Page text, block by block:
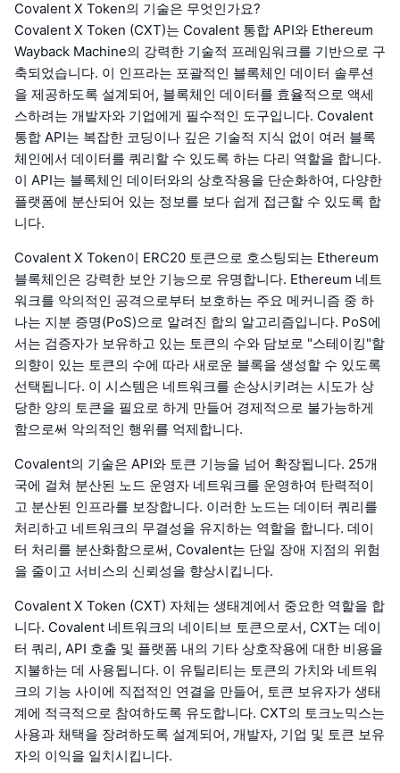
Covalent X Token의 기술은 무엇인가요?
Covalent X Token (CXT)는 Covalent 통합 API와 Ethereum
Wayback Machine의 강력한 기술적 프레임워크를 기반으로 구
축되었습니다. 이 인프라는 포괄적인 블록체인 데이터 솔루션
을 제공하도록 설계되어, 블록체인 데이터를 효율적으로 액세
스하려는 개발자와 기업에게 필수적인 도구입니다. Covalent
통합 API는 복잡한 코딩이나 깊은 기술적 지식 없이 여러 블록
체인에서 데이터를 쿼리할 수 있도록 하는 다리 역할을 합니다.
이 API는 블록체인 데이터와의 상호작용을 단순화하여, 다양한
플랫폼에 분산되어 있는 정보를 보다 쉽게 접근할 수 있도록 합
니다.
Covalent X Token이 ERC20 토큰으로 호스팅되는 Ethereum
블록체인은 강력한 보안 기능으로 유명합니다. Ethereum 네트
워크를 악의적인 공격으로부터 보호하는 주요 메커니즘 중 하
나는 지분 증명(PoS)으로 알려진 합의 알고리즘입니다. PoS에
서는 검증자가 보유하고 있는 토큰의 수와 담보로 "스테이킹"할
의향이 있는 토큰의 수에 따라 새로운 블록을 생성할 수 있도록
선택됩니다. 이 시스템은 네트워크를 손상시키려는 시도가 상
당한 양의 토큰을 필요로 하게 만들어 경제적으로 불가능하게
함으로써 악의적인 행위를 억제합니다.
Covalent의 기술은 API와 토큰 기능을 넘어 확장됩니다. 25개
국에 걸쳐 분산된 노드 운영자 네트워크를 운영하여 탄력적이
고 분산된 인프라를 보장합니다. 이러한 노드는 데이터 쿼리를
처리하고 네트워크의 무결성을 유지하는 역할을 합니다. 데이
터 처리를 분산화함으로써, Covalent는 단일 장애 지점의 위험
을 줄이고 서비스의 신뢰성을 향상시킵니다.
Covalent X Token (CXT) 자체는 생태계에서 중요한 역할을 합
니다. Covalent 네트워크의 네이티브 토큰으로서, CXT는 데이
터 쿼리, API 호출 및 플랫폼 내의 기타 상호작용에 대한 비용을
지불하는 데 사용됩니다. 이 유틸리티는 토큰의 가치와 네트워
크의 기능 사이에 직접적인 연결을 만들어, 토큰 보유자가 생태
계에 적극적으로 참여하도록 유도합니다. CXT의 토크노믹스는
사용과 채택을 장려하도록 설계되어, 개발자, 기업 및 토큰 보유
자의 이익을 일치시킵니다.